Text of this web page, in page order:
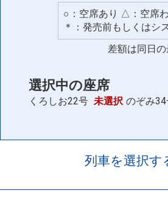
○：空席あり △：空席
＊：発売前もしくはシ
差額は同日
選択中の座席
くろしお22号 未選択 のぞみ
列車を選択す